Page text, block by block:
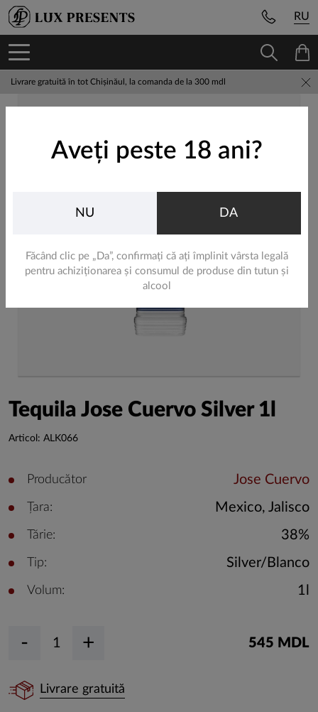
Livrare gratuită în tot Chișinăul, la comanda de la 300 mdl
RU
Tequila Jose Cuervo Silver 1l
Articol: ALK066
Producător Jose Cuervo
Țara: Mexico, Jalisco
Tărie: 38%
Tip: Silver/Blanco
Volum: 1l
545 MDL
- +
Livrare gratuită
Aveți peste 18 ani?
NU DA
Făcând clic pe „Da”, confirmați că ați împlinit vârsta legală
pentru achiziționarea și consumul de produse din tutun și
alcool